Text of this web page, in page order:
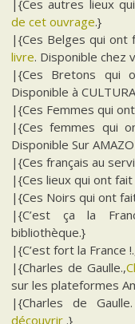
|{Ces autres lieux
de cet ouvrage.}
|{Ces Belges qui ont
livre. Disponible chez
|{Ces Bretons qui
Disponible à
|{Ces Femmes qui
|{Ces femmes qui
Disponible Sur
|{Ces français au
|{Ces lieux qui ont fait
|{Ces Noirs qui ont
|{C’est ça la
bibliothèque.}
|{C’est fort la France
|{Charles de Gaulle.,
sur les plateformes
|{Charles de
découvrir .}